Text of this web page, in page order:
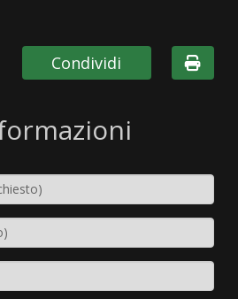
Condividi